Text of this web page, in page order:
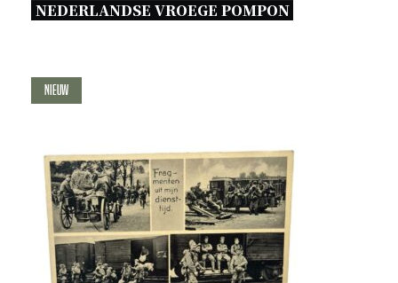
NEDERLANDSE VROEGE POMPON
Nieuw